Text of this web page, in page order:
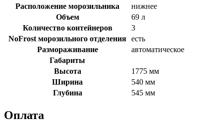
Расположение морозильника
нижнее
Объем
69 л
Количество контейнеров
3
NoFrost морозильного отделения есть
Размораживание
автоматическое
Габариты
Высота
1775 мм
Ширина
540 мм
Глубина
545 мм
Оплата